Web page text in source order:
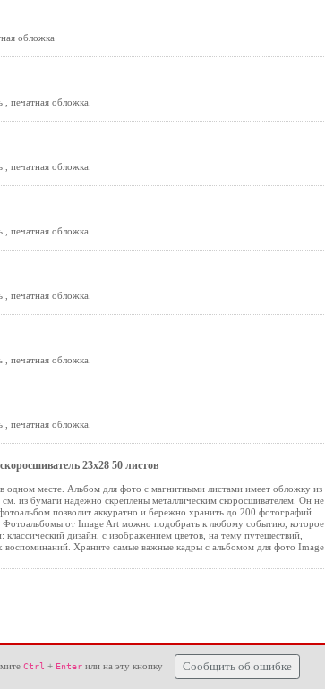
обложка
печатная обложка.
печатная обложка.
печатная обложка.
печатная обложка.
печатная обложка.
печатная обложка.
23х28 50 листов
месте. Альбом для фото с магнитными листами имеет обложку из
из бумаги надежно скреплены металлическим скоросшивателем. Он не
позволит аккуратно и бережно хранить до 200 фотографий
Фотоальбомы от Image Art можно подобрать к любому событию, которое
дизайн, с изображением цветов, на тему путешествий,
воспоминаний. Храните самые важные кадры с альбомом для фото Image
Ctrl + Enterили на эту кнопку Сообщить об ошибке